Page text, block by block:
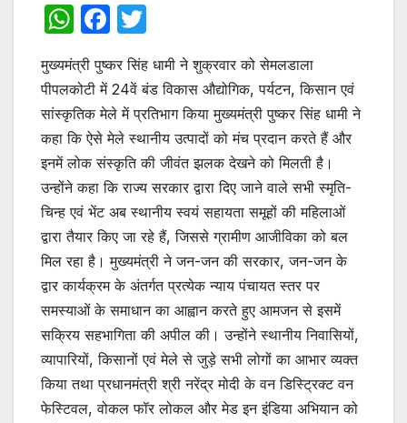
W
h
at
s
A
p
p
F
c
e
b
o
o
k
w
itt
er
मुख्यमंत्री पुष्कर सिंह धामी ने शुक्रवार को सेमलडाला
पीपलकोटी में 24वें बंड विकास औद्योगिक, पर्यटन, किसान एवं
सांस्कृतिक मेले में प्रतिभाग किया मुख्यमंत्री पुष्कर सिंह धामी ने
कहा कि ऐसे मेले स्थानीय उत्पादों को मंच प्रदान करते हैं और
इनमें लोक संस्कृति की जीवंत झलक देखने को मिलती है।
उन्होंने कहा कि राज्य सरकार द्वारा दिए जाने वाले सभी स्मृति-
चिन्ह एवं भेंट अब स्थानीय स्वयं सहायता समूहों की महिलाओं
द्वारा तैयार किए जा रहे हैं, जिससे ग्रामीण आजीविका को बल
मिल रहा है। मुख्यमंत्री ने जन-जन की सरकार, जन-जन के
द्वार कार्यक्रम के अंतर्गत प्रत्येक न्याय पंचायत स्तर पर
समस्याओं के समाधान का आह्वान करते हुए आमजन से इसमें
सक्रिय सहभागिता की अपील की। उन्होंने स्थानीय निवासियों,
व्यापारियों, किसानों एवं मेले से जुड़े सभी लोगों का आभार व्यक्त
किया तथा प्रधानमंत्री श्री नरेंद्र मोदी के वन डिस्ट्रिक्ट वन
फेस्टिवल, वोकल फॉर लोकल और मेड इन इंडिया अभियान को